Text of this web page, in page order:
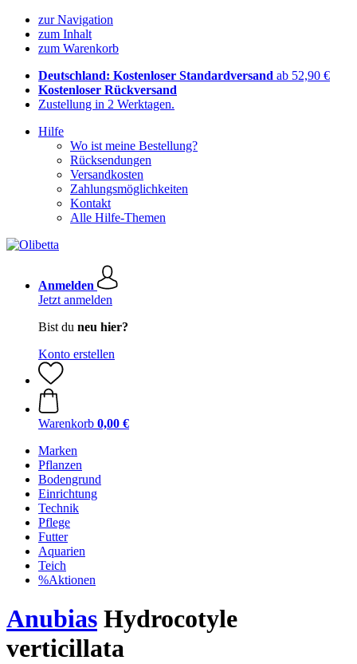
zur Navigation
zum Inhalt
zum Warenkorb
Deutschland: Kostenloser Standardversand ab 52,90 €
Kostenloser Rückversand
Zustellung in 2 Werktagen.
Hilfe
Wo ist meine Bestellung?
Rücksendungen
Versandkosten
Zahlungsmöglichkeiten
Kontakt
Alle Hilfe-Themen
Anmelden
Jetzt anmelden
Bist du neu hier?
Konto erstellen
Warenkorb 0,00 €
Marken
Pflanzen
Bodengrund
Einrichtung
Technik
Pflege
Futter
Aquarien
Teich
%Aktionen
Anubias Hydrocotyle
verticillata